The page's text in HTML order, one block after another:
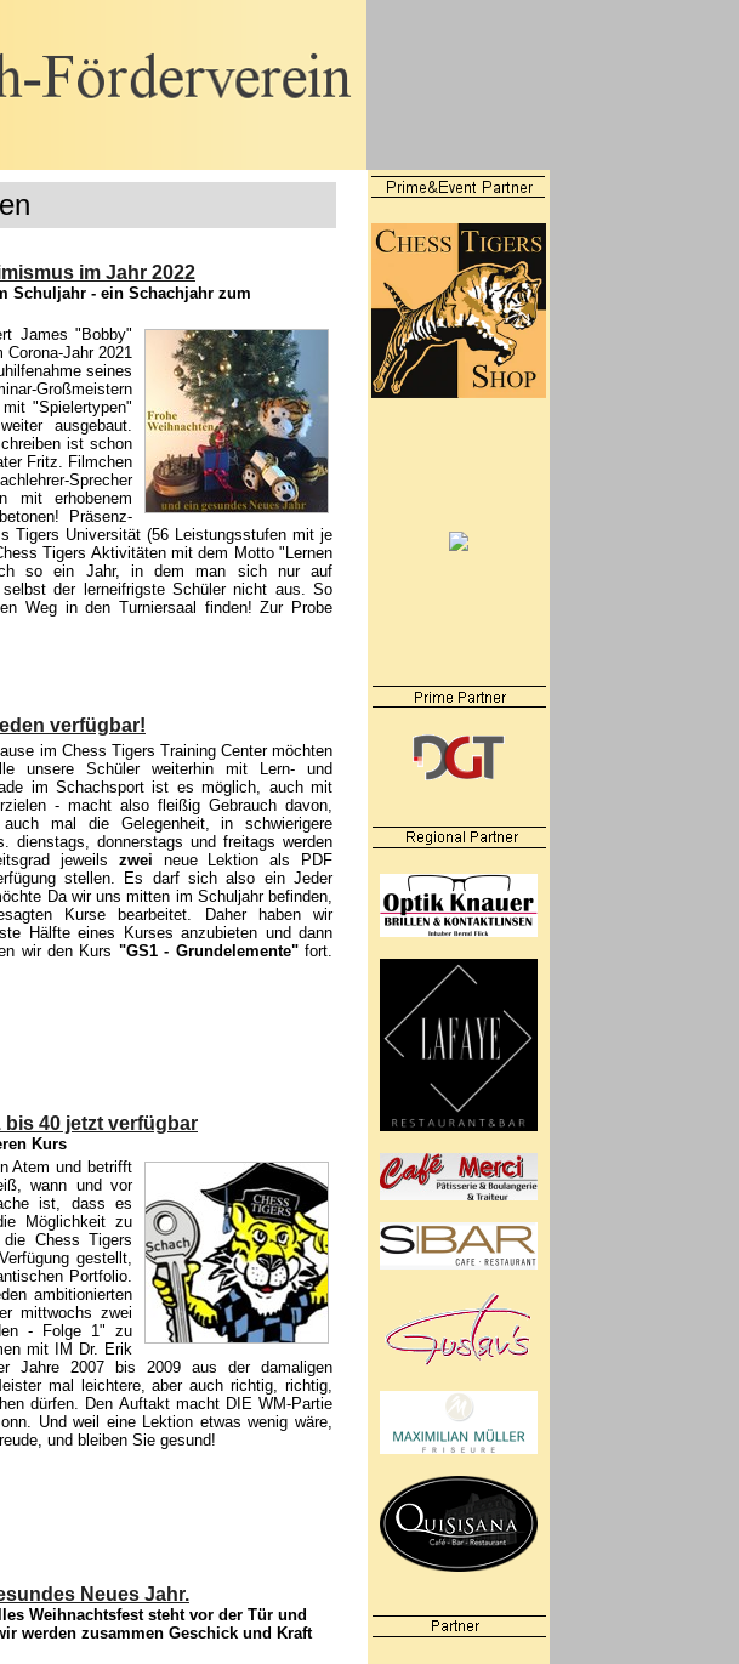
im Jahr 2022
Schuljahr - ein Schachjahr zum
James "Bobby"
Jahr 2021
seines
Großmeistern
"Spielertypen"
ausgebaut.
ist schon
Fritz. Filmchen
Sprecher
mit erhobenem
Präsenz-
Tigers Universität (56 Leistungsstufen mit je
Tigers Aktivitäten mit dem Motto "Lernen
so ein Jahr, in dem man sich nur auf
der lerneifrigste Schüler nicht aus. So
Weg in den Turniersaal finden! Zur Probe
verfügbar!
im Chess Tigers Training Center möchten
unsere Schüler weiterhin mit Lern- und
im Schachsport ist es möglich, auch mit
- macht also fleißig Gebrauch davon,
mal die Gelegenheit, in schwierigere
dienstags, donnerstags und freitags werden
jeweils zwei neue Lektion als PDF
stellen. Es darf sich also ein Jeder
Da wir uns mitten im Schuljahr befinden,
Kurse bearbeitet. Daher haben wir
Hälfte eines Kurses anzubieten und dann
wir den Kurs "GS1 - Grundelemente"fort.
bis 40 jetzt verfügbar
Kurs
Atem und betrifft
wann und vor
ist, dass es
Möglichkeit zu
Chess Tigers
gestellt,
Portfolio.
ambitionierten
mittwochs zwei
- Folge 1" zu
mit IM Dr. Erik
Jahre 2007 bis 2009 aus der damaligen
mal leichtere, aber auch richtig, richtig,
dürfen. Den Auftakt macht DIE WM-Partie
Und weil eine Lektion etwas wenig wäre,
und bleiben Sie gesund!
Neues Jahr.
Weihnachtsfest steht vor der Tür und
werden zusammen Geschick und Kraft